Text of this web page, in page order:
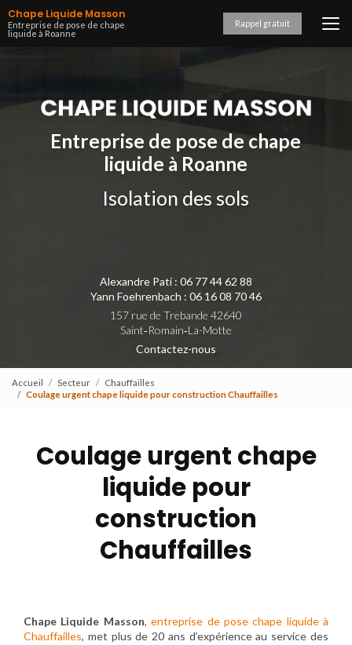
Aller
au
contenu
Chape Liquide Masson
Entreprise de pose de chape
liquide à Roanne
Rappel gratuit
Entreprise de pose de chape
liquide à Roanne
Isolation des sols
Alexandre Pati : 06 77 44 62 88
Yann Foehrenbach : 06 16 08 70 46
157 rue de Trebande 42640
Saint‑Romain‑La-Motte
Contactez-nous
Accueil Secteur
Chauffailles
Coulage urgent chape liquide pour construction Chauffailles
Coulage urgent chape
liquide pour
construction
Chauffailles
Chape Liquide Masson,entreprise de pose chape liquide à
Chauffailles, met plus de 20 ans d’expérience au service des